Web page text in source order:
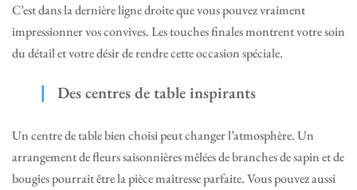
C’est dans la dernière ligne droite que vous pouvez vraiment
impressionner vos convives. Les touches finales montrent votre soin
du détail et votre désir de rendre cette occasion spéciale.
Des centres de table inspirants
Un centre de table bien choisi peut changer l’atmosphère. Un
arrangement de fleurs saisonnières mêlées de branches de sapin et de
bougies pourrait être la pièce maîtresse parfaite. Vous pouvez aussi